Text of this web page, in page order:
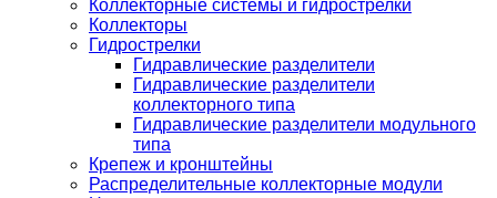
Коллекторные системы и гидрострелки
Коллекторы
Гидрострелки
Гидравлические разделители
Гидравлические разделители
коллекторного типа
Гидравлические разделители модульного
типа
Крепеж и кронштейны
Распределительные коллекторные модули